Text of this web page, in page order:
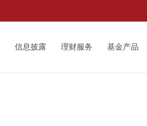
信息披露 理财服务 基金产品